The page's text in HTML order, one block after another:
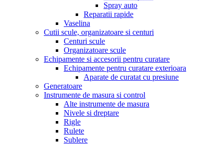
Spray auto
Reparatii rapide
Vaselina
Cutii scule, organizatoare si centuri
Centuri scule
Organizatoare scule
Echipamente si accesorii pentru curatare
Echipamente pentru curatare exterioara
Aparate de curatat cu presiune
Generatoare
Instrumente de masura si control
Alte instrumente de masura
Nivele si dreptare
Rigle
Rulete
Sublere